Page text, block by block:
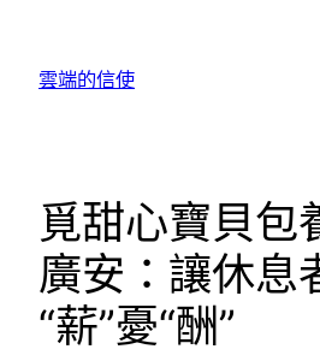
雲端的信使
覓甜心寶貝包
廣安：讓休息
“薪”憂“酬”